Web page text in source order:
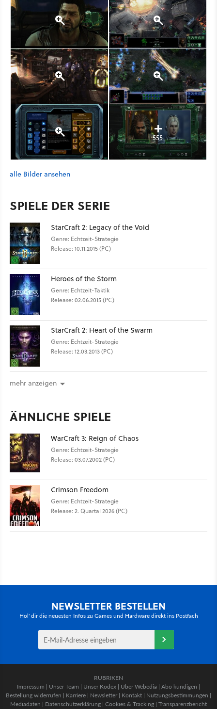
555
alle Bilder ansehen
SPIELE DER SERIE
StarCraft 2: Legacy of the Void
Genre: Echtzeit-Strategie
Release: 10.11.2015 (PC)
Heroes of the Storm
Genre: Echtzeit-Taktik
Release: 02.06.2015 (PC)
StarCraft 2: Heart of the Swarm
Genre: Echtzeit-Strategie
Release: 12.03.2013 (PC)
mehr anzeigen
ÄHNLICHE SPIELE
WarCraft 3: Reign of Chaos
Genre: Echtzeit-Strategie
Release: 03.07.2002 (PC)
Crimson Freedom
Genre: Echtzeit-Strategie
Release: 2. Quartal 2026 (PC)
NEWSLETTER BESTELLEN
Hol' dir die neuesten Infos zu Games und Hardware direkt ins Postfach
RUBRIKEN
Impressum | Unser Team | Unser Kodex | Über Webedia | Abo kündigen |
Bestellung widerrufen | Karriere | Newsletter | Kontakt | Nutzungsbestimmungen |
Mediadaten | Datenschutzerklärung | Cookies & Tracking | Transparenzbericht